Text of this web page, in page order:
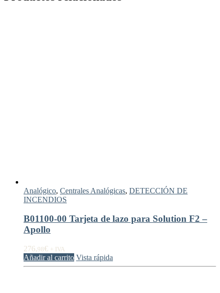
Analógico, Centrales Analógicas, DETECCIÓN DE
INCENDIOS
B01100-00 Tarjeta de lazo para Solution F2 –
Apollo
276,98€ + IVA
Añadir al carrito Vista rápida